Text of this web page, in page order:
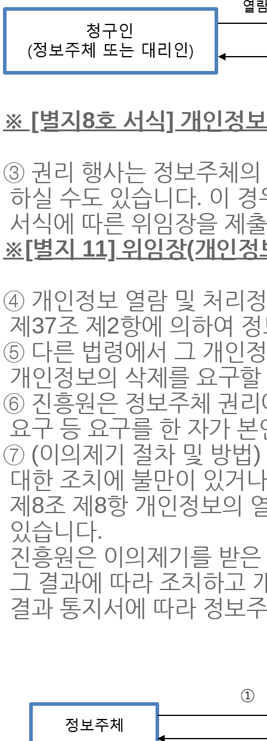
※ [별지8호 서식] 개인정
③ 권리 행사는 정보주체의
하실 수도 있습니다. 이 경
서식에 따른 위임장을 제
※[별지 11] 위임장(개인정
④ 개인정보 열람 및 처리
제37조 제2항에 의하여
⑤ 다른 법령에서 그 개인
개인정보의 삭제를 요구
⑥ 진흥원은 정보주체 권리
요구 등 요구를 한 자가
⑦ (이의제기 절차 및 방법)
대한 조치에 불만이 있거
제8조 제8항 개인정보의
있습니다.
진흥원은 이의제기를 받
그 결과에 따라 조치하고
결과 통지서에 따라 정보